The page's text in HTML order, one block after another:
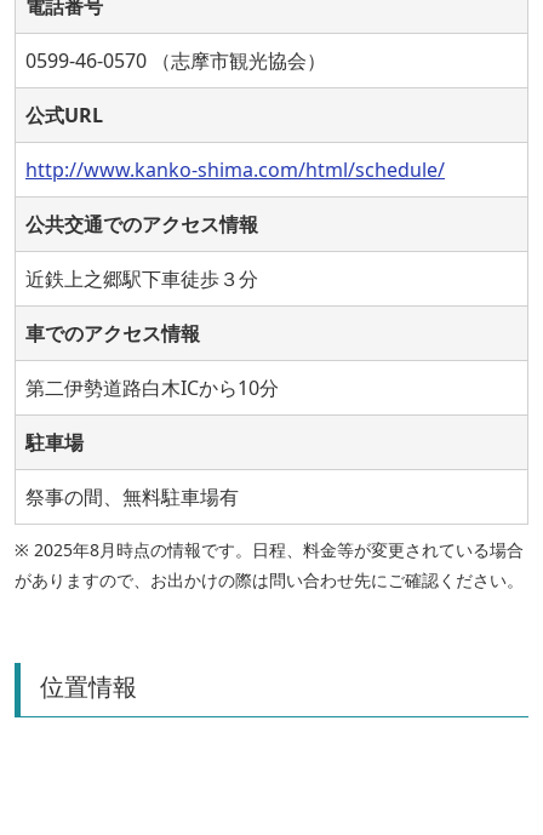
電話番号
0599-46-0570 （志摩市観光協会）
公式URL
http://www.kanko-shima.com/html/schedule/
公共交通でのアクセス情報
近鉄上之郷駅下車徒歩３分
車でのアクセス情報
第二伊勢道路白木ICから10分
駐車場
祭事の間、無料駐車場有
※ 2025年8月時点の情報です。日程、料金等が変更されている場合
がありますので、お出かけの際は問い合わせ先にご確認ください。
位置情報